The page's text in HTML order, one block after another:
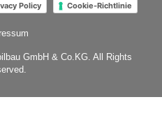
Policy Cookie-Richtlinie
GmbH & Co.KG. All Rights